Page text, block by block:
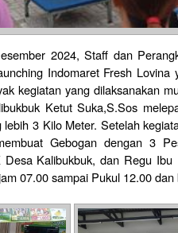
2024, Staff dan
Indomaret Fresh
kegiatan yang dilaksanakan
Ketut Suka,S.Sos
3 Kilo Meter. Setelah
Gebogan dengan 3
Kalibukbuk, dan Regu
07.00 sampai Pukul 12.00